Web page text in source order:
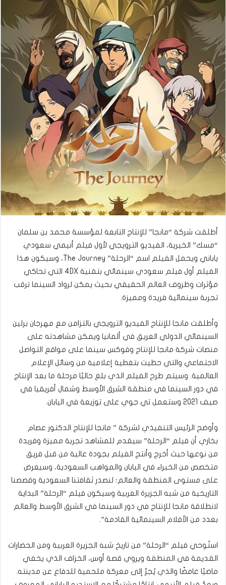
أطلقت شركة “مانجا” للإنتاج التابعة لمؤسسة محمد بن سلمان
“مسك” الخيرية، الفيديو الترويجي لأول فيلم أنيمي سعودي
ياباني ويحمل الفيلم اسم “الرحلة” The Journey، وسيكون هذا
الفيلم أول فيلم سعودي سينمائي بتقنية 4DX التي تحاكي
مؤثرات وظروف العالم الحقيقي بحيث يمكن لرواد السينما ترقب
تجربة سينمائية فريدة ومميزة.
وأطلقت مانجا للإنتاج الفيديو الترويجي بالتزامن مع مهرجان برلين
السينمائي الدولي العريق في ألمانيا ويمكن مشاهدته على
منصات شركة مانجا للإنتاج وفوكس سينما على مواقع التواصل
الاجتماعي والتي حظيت بتغطية إعلامية من وسائل الإعلام
العالمية. وسيتم طرح الفيلم الذي بلغ حاليًا مرحلة ما بعد الإنتاج
في دور السينما في منطقة الشرق الأوسط وشمال أفريقيا في
صيف 2021 وستعمل تي جوي على توزيعة في اليابان.
وأوضح الرئيس التنفيذي لشركة ” مانجا للإنتاج الدكتور عصام
بخاري أن فيلم “الرحلة” سيقدم للمشاهد تجربة مميزة وفريدة
من نوعها حيث أخرج وأنتج الفيلم بجودة عالية من قبل فريق
متخصص من الخبراء في اليابان والمواهب السعودية، وسيعرض
على مستوى المنطقة والعالم؛ لنصدر ثقافتنا السعودية وقصصنا
التاريخية من شبه الجزيرة العربية وسيكون فيلم “الرحلة” البداية
لانطلاقة مانجا للإنتاج في دور السينما في الشرق الأوسط والعالم
بعدد من الأفلام السينمائية القادمة”.
استُوحي فيلم “الرحلة” من تاريخ شبه الجزيرة العربية ومن الحضارات
القديمة في المنطقة ويروي قصة أوس، الخزاف الذي يخفي
ماضيًا غامضًا والذي يُجرّ إلى معركة ملحمية للدفاع عن مدينته.